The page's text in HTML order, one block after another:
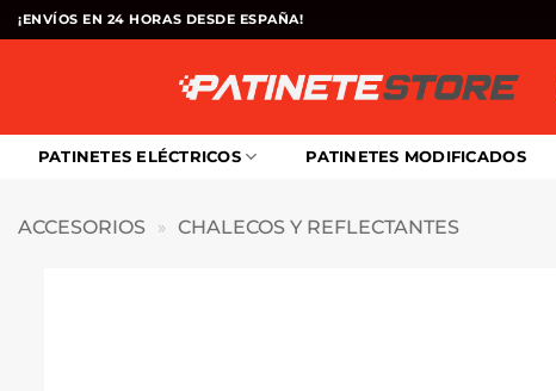
Saltar
al
¡ENVÍOS EN 24 HORAS DESDE ESPAÑA!
PATINETES ELÉCTRICOS PATINETES MODIFICADOS
ACCESORIOS » CHALECOS Y REFLECTANTES